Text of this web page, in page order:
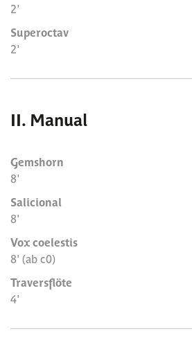
2'
Superoctav
2'
II. Manual
Gemshorn
8'
Salicional
8'
Vox coelestis
8' (ab c0)
Traversflöte
4'